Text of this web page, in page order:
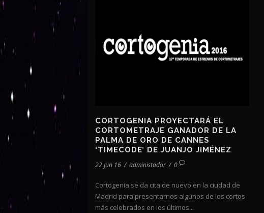
CORTOGENIA PROYECTARÁ EL
CORTOMETRAJE GANADOR DE LA
PALMA DE ORO DE CANNES
‘TIMECODE’ DE JUANJO JIMÉNEZ
22 Jun 16 / administador / 0
Cortogenia se da cita de nuevo en la ciudad de
Madrid para presentarnos algunos de los cortos
más celebrados en los últimos...